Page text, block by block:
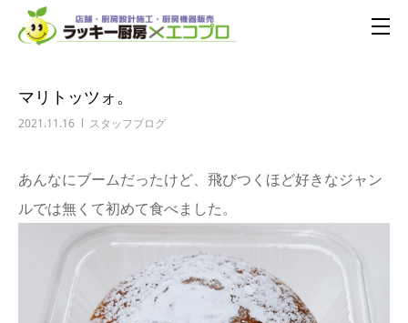
マリトッツォ。
2021.11.16 スタッフブログ
あんなにブームだったけど、飛びつくほど好きなジャン
ルでは無くて初めて食べました。